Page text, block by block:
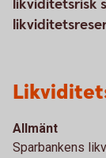
likviditetsrisk
Allmänt
Sparbankens